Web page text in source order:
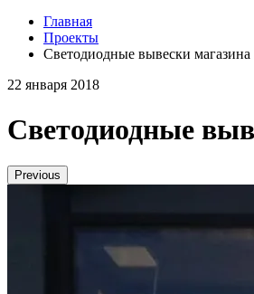
Главная
Проекты
Светодиодные вывески
22 января 2018
Светодиодные
Previous